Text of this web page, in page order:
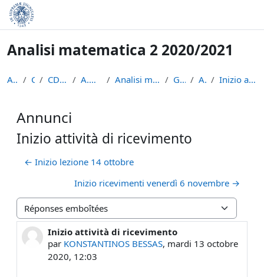
Passer au contenu principal
Analisi matematica 2 2020/2021
Accueil Cours CDL Matematica A.A. 2020 - 2021 Analisi matematica 2 2020/2021 Généralités Annunci Inizio attività di ricevimento
Annunci
Inizio attività di ricevimento
← Inizio lezione 14 ottobre
Inizio ricevimenti venerdì 6 novembre →
Type d’affichage
Inizio attività di ricevimento
par KONSTANTINOS BESSAS, mardi 13 octobre
2020, 12:03
Nombre de réponses : 0